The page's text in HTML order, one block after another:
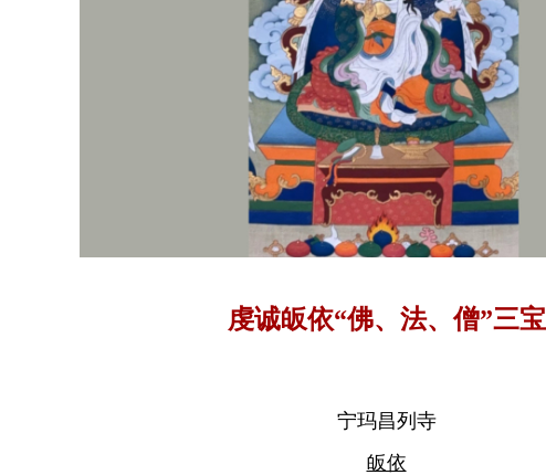
虔诚皈依“佛、法、僧”三宝
宁玛昌列寺
皈依